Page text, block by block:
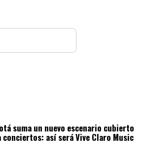
suma un nuevo escenario cubierto
conciertos: así será Vive Claro Music